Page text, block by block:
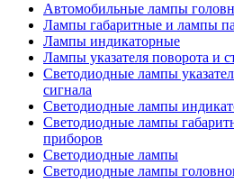
Автомобильные лампы
Лампы габаритные и лампы
Лампы индикаторные
Лампы указателя поворота и
Светодиодные лампы
сигнала
Светодиодные лампы
Светодиодные лампы
приборов
Светодиодные лампы
Светодиодные лампы